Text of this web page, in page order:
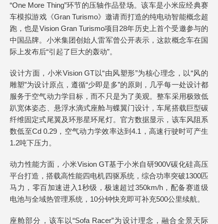
“One More Thing”环节的压轴作品登场。该车是小米应经典赛
车模拟游戏《Gran Turismo》邀请而打造的纯电动智能概念超
跑，也是Vision Gran Turismo项目28年历史上首个受邀参与的
中国品牌。小米集团创始人雷军曾公开表示，这款概念车在国
际上发布后“引起了巨大的轰动”。
设计方面，小米Vision GT以“由风塑形”为核心理念，以“风的
雕塑”为设计原点，遵循“少即是多”的原则，几乎每一处设计都
服务于空气动力学目标，而不只是为了美观。整车采用极致低
趴宽体姿态、悬浮水滴式座舱与蝶翼门设计，车尾搭载巨型碳
纤维固定式尾翼及环形星环尾灯。官方数据显示，该车风阻系
数低至Cd 0.29，空气动力学效率达到4.1，高速行驶时可产生
1.2吨下压力。
动力性能方面，小米Vision GT基于小米自研900V碳化硅高压
平台打造，搭载高性能四电机四驱系统，综合功率突破1300匹
马力，零百加速进入1秒级，极速超过350km/h，配备赛道级
电池与全域热管理系统，10分钟快充即可补充500公里续航。
座舱部分，该车以“Sofa Racer”为设计理念，融合全景天际